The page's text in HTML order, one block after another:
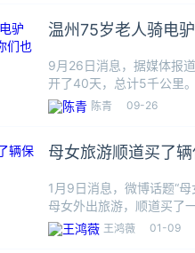
温州75岁老人骑电
9月26日消息，据媒体报
开了40天，总计5千公里
个省份，陈青 09-26
母女旅游顺道买了
1月9日消息，微博话题“
母女外出旅游，顺道买了
定会给客户退
王鸿薇 01-09